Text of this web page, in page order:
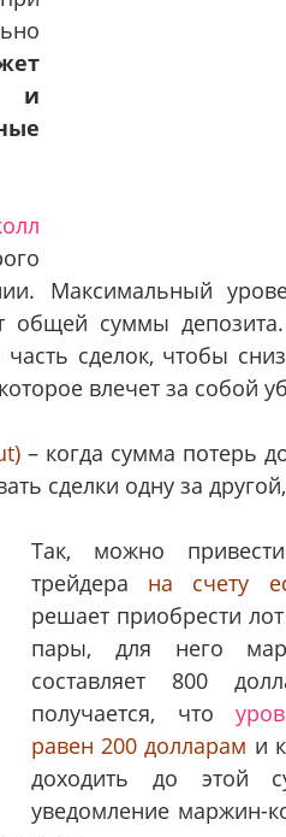
и
Максимальный
общей суммы
сделок, чтобы
влечет за собой
– когда сумма потерь
сделки одну за
Так, можно
трейдера на счету
решает приобрести
пары, для него
составляет 800
получается, что
равен 200 долларам и
доходить до этой
уведомление маржин-